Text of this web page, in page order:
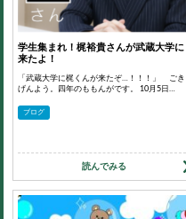
学生集まれ！梶裕貴さんが武蔵大学に
来たよ！
「武蔵大学に梶くんが来たぞ…！！！」 ごき
げんよう。四年のももんがです。 10月5日…
ブログ
読んでみる